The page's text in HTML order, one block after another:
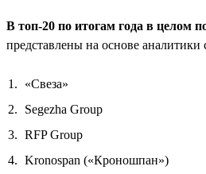
В топ-20 по итогам года в целом
представлены на основе аналитики
«Свеза»
Segezha Group
RFP Group
Kronospan («Кроношпан»)